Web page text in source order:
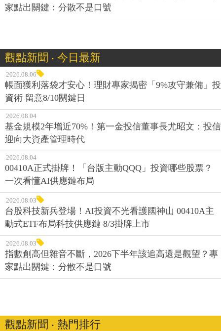
家點出關鍵：分散不是口號
觀點新聞 ‧ 今日最新
2026.08.06
帳面獲利落袋才安心！理財專家揭密「9%攻守兼備」投
資術 留意8/10關鍵日
2026.08.04
基金規模2年增近70%！第一金投信董事長尤昭文：投信
迎向大資產管理時代
2026.08.04
00410A正式掛牌！「台版主動QQQ」投資哪些股票？
一次看懂AI供應鏈布局
2026.08.03
台股科技新兵登場！AI投資不光看護國神山 00410A主
動式ETF布局科技供應鏈 8/3掛牌上市
2026.08.03
指數創高但雜音不斷，2026下半年該追高還是觀望？專
家點出關鍵：分散不是口號
觀點新聞 ‧ 熱門排行